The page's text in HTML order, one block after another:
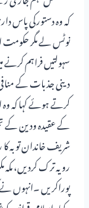
کہ وہ دستورکی پاس
نوٹس لے مگر حکومت
سہولتیں فراہم
دینی جذبات کے
کرتے ہوئے کہا کہ
کے عقیدہ ودین کے
شریف خاندان توبہ کا
رویہ ترک کردیں، مکہ
پوراکریں ۔انہوں